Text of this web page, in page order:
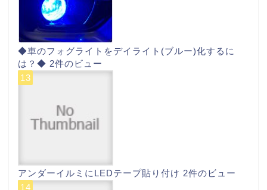
◆車のフォグライトをデイライト(ブルー)化するに
は？◆ 2件のビュー
アンダーイルミにLEDテープ貼り付け 2件のビュー